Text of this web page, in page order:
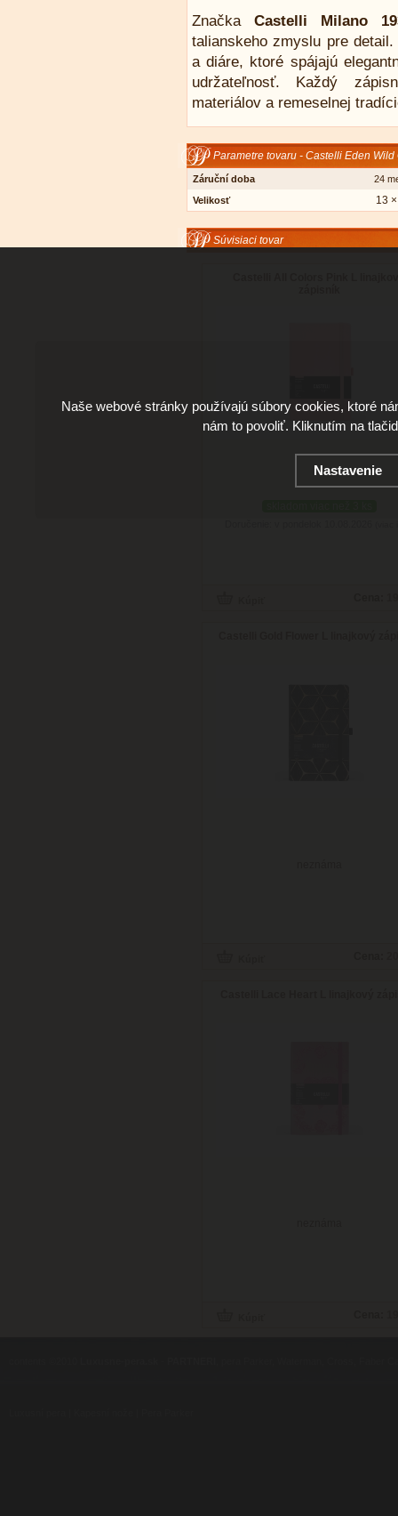
Značka Castelli Milano
talianskeho zmyslu pre
a diáre, ktoré spájajú
udržateľnosť. Každý
materiálov a remeselnej
Parametre tovaru - Castelli Eden
Záruční doba
24
Velikosť
13
Súvisiaci tovar
Naše webové stránky používajú súbory cookies, ktoré
nám to povoliť. Kliknutím na
Nastavenie